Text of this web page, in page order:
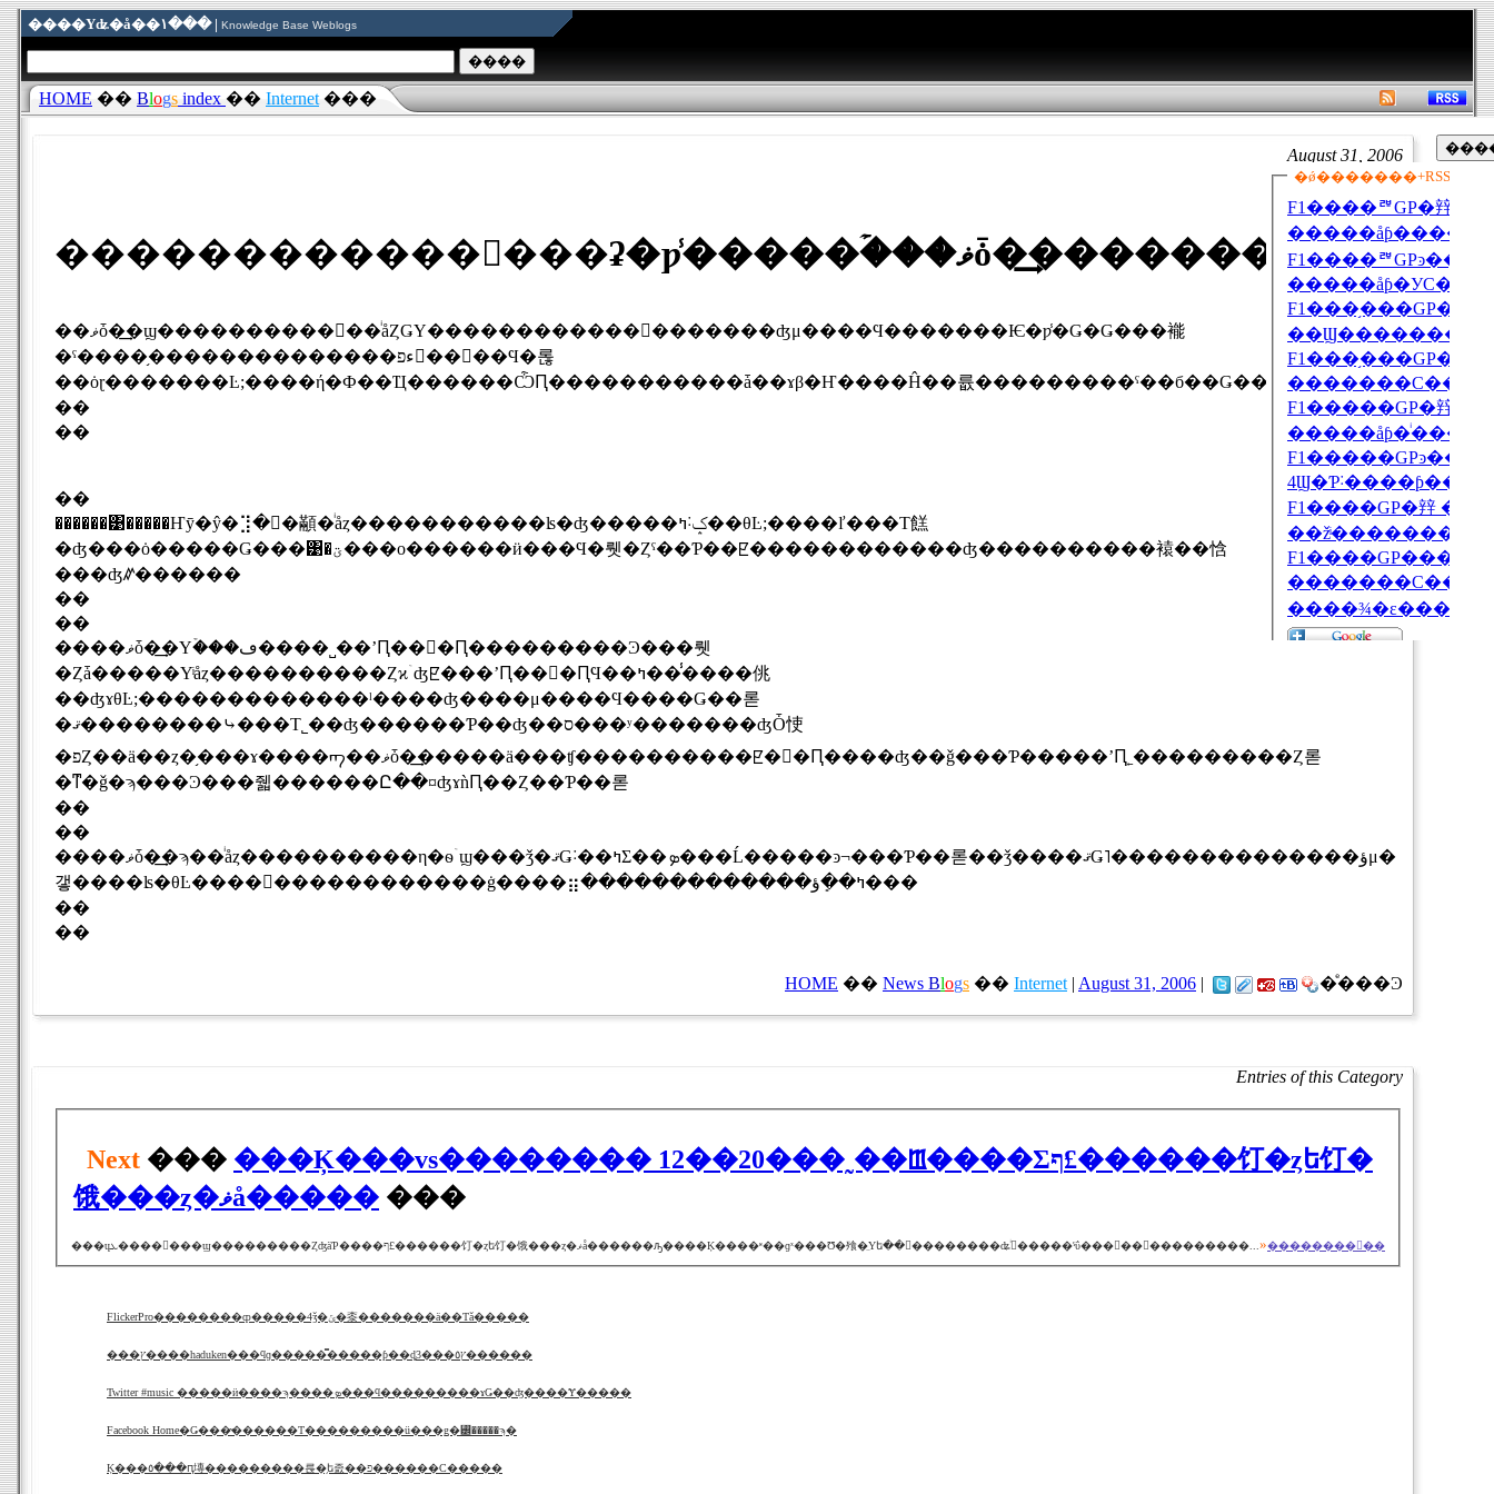
����Υʥ�å��١��� | Knowledge Base Weblogs
HOME �� Blogs index �� Internet ���
August 31, 2006
���������������ʡ�ƿ̾�����ۡ���ޥȱ�͢���������ӥ�
��ޥȱ�͢�ϣ����������󥿡��ͥåȤǤΥ�������������������ʤμ����Ϥ�������Ѥ�ƿ̾�Ǥ�Ǥ���褦
�ˤ����֥��������������ءפ򣱣����Ϥ�롢
��ȯɽ�������Ŀ;����ή�Ф��Ҵ������ѼԤ�����������ǡ��ɤβ�Ҥ����Ĥ��륪���������ˤ��б��Ǥ��롣
��
��
��
������͹�����Ҥȳ�ŷ�⣹��顢�ͥåȥ�����������ʪ�ʤ�����ݤ˸ߤ��θĿ;����ľ���Τ餻
�ʤ���ȯ�����Ǥ���͹�ؾ���ο������ӥ���Ϥ�뤳�Ȥˤ��Ƥ��ꡢ������������ʤ����������褤��㤷
���ʤꤽ������
��
��
����ޥȱ�͢�Υۡ���ڡ����˽��ʼԤ���Ԥ���������Ͽ���뤳
�Ȥǡ�����Υͥåȥ����������Ȥϰۤʤꡢ���ʼԤ���ԤϤ��ߤ���̾���佻
��ʤɤθĿ;�������������ˡ����ʤ����μ����Ϥ����Ǥ��롣
�ޤ��������⤷���Τ˾��ʤ������Ƥ��ʤ��ס���ʸ�������ʤȰ㤦
�פȤ��ä��ȥ�֥���ɤ����ᡢ��ޥȱ�͢�����ä���ʧ����������ꡢ��Ԥ����ʤ��ǧ���Ƥ�����ʼԤ˿���������Ȥ롣
�ܿͳ�ǧ�ϡ���Ͽ���줿������Ը��¤ʤɤǹԤ��Ȥ��Ƥ��롣
��
��
����ޥȱ�͢�ϡ��ͥåȥ����������η�ѳۤϣ���ǯ�ޤǤ˸��ߤΣ��ܤ���Ĺ�����ͽ¬���Ƥ��롣��ǯ����ޤǤ˥��������������ؤμ�
갷����ʪ�θĿ����󣷣������������ġ����⣶�������������ߤ��ܻؤ���
��
��
HOME �� News Blogs �� Internet | August 31, 2006 | �ͤ���Ͽ
Entries of this Category
Next ��� ���Ķ���vs�������� 12��20���˷��ꡪ����Σף£������饤�ȥե饤�
饿���ȥ�ޥå����� ���
���ɥܥ����󥰥���ϣ���������ȤʤäƤ����ף£������饤�ȥե饤�饿���ȥ�ޥå������ԡ����Ķ����ʶ��ɡˣ���Ʊ�飱�̤Υե��󡦥��������ʥ٥ͥ�����ˤΰ���򣱣�����������...»��������򸫤��
FlickerPro��������ȹ�����4ǯ�ݶ�桼�������ä��Τǎ�����
���ץ����haduken���ϥɡ�����̿�����ƥ��ȡץ٥���3������
Twitter #music �����ӥ����ϡ����ܤ���ϥ���������ɤǤ��ʤ����Ɏ�����
Facebook Home�Ǥ���̴������Τ���������ü���ǥ�꡼�����ϡ�
Ķ���٥���ԥ塼���������륹�֥ե졼��פ������С�����